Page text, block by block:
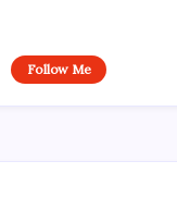
Follow Me